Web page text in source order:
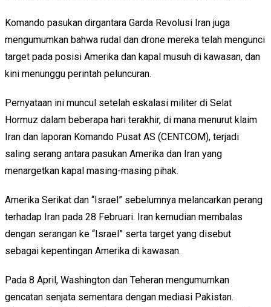
Komando pasukan dirgantara Garda Revolusi Iran juga
mengumumkan bahwa rudal dan drone mereka telah mengunci
target pada posisi Amerika dan kapal musuh di kawasan, dan
kini menunggu perintah peluncuran.
Pernyataan ini muncul setelah eskalasi militer di Selat
Hormuz dalam beberapa hari terakhir, di mana menurut klaim
Iran dan laporan Komando Pusat AS (CENTCOM), terjadi
saling serang antara pasukan Amerika dan Iran yang
menargetkan kapal masing-masing pihak.
Amerika Serikat dan “Israel” sebelumnya melancarkan perang
terhadap Iran pada 28 Februari. Iran kemudian membalas
dengan serangan ke “Israel” serta target yang disebut
sebagai kepentingan Amerika di kawasan.
Pada 8 April, Washington dan Teheran mengumumkan
gencatan senjata sementara dengan mediasi Pakistan.